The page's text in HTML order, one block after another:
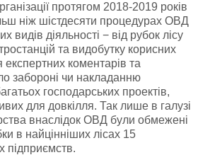
протягом 2018-2019 років
ніж шістдесяти процедурах ОВД
видів діяльності − від рубок лісу
та видобутку корисних
коментарів та
забороні чи накладанню
господарських проектів,
для довкілля. Так лише в галузі
внаслідок ОВД були обмежені
в найцінніших лісах 15
підприємств.